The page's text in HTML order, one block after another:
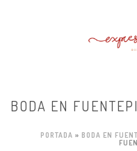
BODA EN
PORTADA » BODA EN